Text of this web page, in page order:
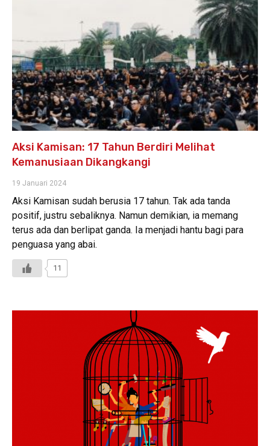
Aksi Kamisan: 17 Tahun Berdiri Melihat
Kemanusiaan Dikangkangi
19 Januari 2024
Aksi Kamisan sudah berusia 17 tahun. Tak ada tanda
positif, justru sebaliknya. Namun demikian, ia memang
terus ada dan berlipat ganda. Ia menjadi hantu bagi para
penguasa yang abai.
11